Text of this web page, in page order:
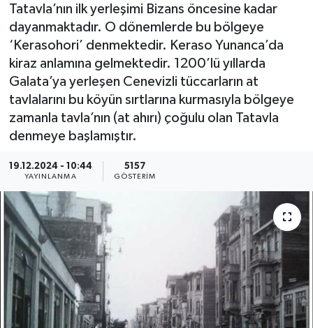
Tatavla’nın ilk yerleşimi Bizans öncesine kadar
dayanmaktadır. O dönemlerde bu bölgeye
‘Kerasohori’ denmektedir. Keraso Yunanca’da
kiraz anlamına gelmektedir. 1200’lü yıllarda
Galata’ya yerleşen Cenevizli tüccarların at
tavlalarını bu köyün sırtlarına kurmasıyla bölgeye
zamanla tavla’nın (at ahırı) çoğulu olan Tatavla
denmeye başlamıştır.
19.12.2024 - 10:44
YAYINLANMA
5157
GÖSTERIM
EKONOMİ
GÖKTÜRK
GÜNDEM
KEMERBURGAZ
KÜLTÜR - SANAT
MAGAZİN
ÖZEL HABER
SAĞLIK
SPOR
Haber Arşivi